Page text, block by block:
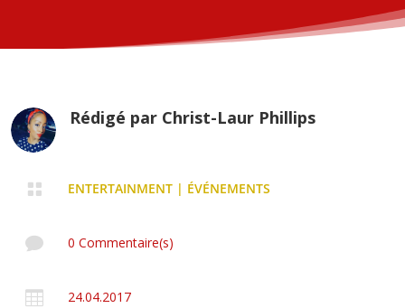
Rédigé par Christ-Laur Phillips
 ENTERTAINMENT| ÉVÉNEMENTS
 0 Commentaire(s)
 24.04.2017